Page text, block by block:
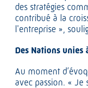
des stratégies
contribué à la
l'entreprise »,
Des Nations
Au moment
avec passion. « Je